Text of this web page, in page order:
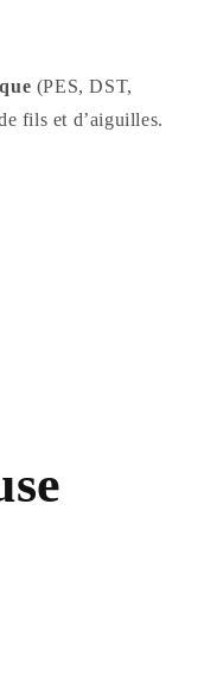
(PES, DST,
fils et d’aiguilles.